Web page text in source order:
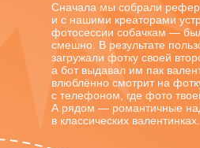
Сначала мы собрали
и с нашими креаторами
фотосессии собачкам —
смешно. В результате
загружали фотку своей
а бот выдавал им пак
влюблённо смотрит на
с телефоном, где фото
А рядом — романтичные
в классических валентинках.